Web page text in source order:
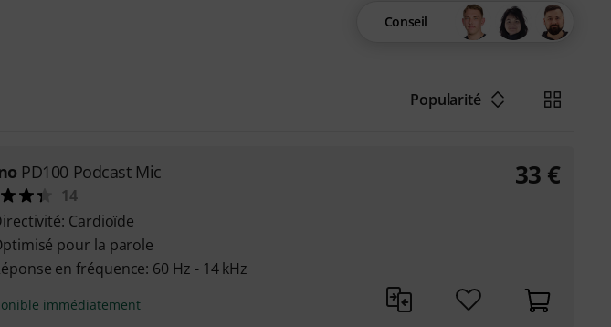
Conseil
Popularité
PD100 Podcast Mic
14
Cardioïde
pour la parole
en fréquence: 60 Hz - 14 kHz
immédiatement
33 €